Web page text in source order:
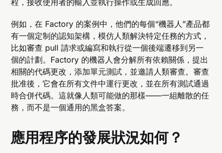
程，接收使用者的輸入並執行操作或生成回應。
例如，在 Factory 的案例中，他們的每個“機器人”產品都
有一個定制的認知架構，模仿人類解決特定任務的方式，
比如審查 pull 請求或編寫和執行從一個後端遷移到另一
個的計劃。Factory 的機器人會分解所有依賴關係，提出
相關的代碼更改，添加單元測試，並邀請人類審查。審查
批准後，它會在所有文件中運行更改，並在所有測試通過
時合併代碼。這就像人類可能做的那樣——一組離散的任
務，而不是一個通用的黑盒答案。
應用程序的發展狀況如何？